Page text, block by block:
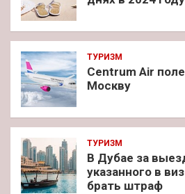
ТУРИЗМ
Centrum Air
Москву
ТУРИЗМ
В Дубае за
указанного в
брать штраф